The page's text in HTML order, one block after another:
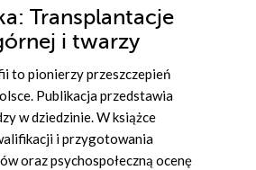
: Transplantacje
i twarzy
to pionierzy przeszczepień
Publikacja przedstawia
w dziedzinie. W książce
i przygotowania
oraz psychospołeczną ocenę